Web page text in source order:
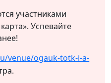
участниками
Успевайте
venue/ogauk-totk-i-a-